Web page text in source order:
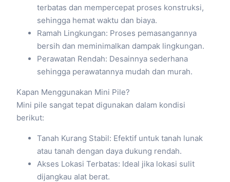
terbatas dan mempercepat proses konstruksi,
sehingga hemat waktu dan biaya.
Ramah Lingkungan: Proses pemasangannya
bersih dan meminimalkan dampak lingkungan.
Perawatan Rendah: Desainnya sederhana
sehingga perawatannya mudah dan murah.
Kapan Menggunakan Mini Pile?
Mini pile sangat tepat digunakan dalam kondisi
berikut:
Tanah Kurang Stabil: Efektif untuk tanah lunak
atau tanah dengan daya dukung rendah.
Akses Lokasi Terbatas: Ideal jika lokasi sulit
dijangkau alat berat.